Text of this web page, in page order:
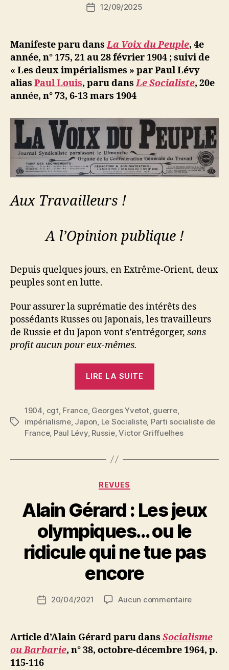
de
N
ji
b
Date12/09/2025
Manifeste paru dansLa Voix du Peuple, 4e
année, n° 175, 21 au 28 février 1904 ; suivi de
« Les deux impérialismes » par Paul Lévy
alias Paul Louis, paru dansLe Socialiste, 20e
année, n° 73, 6-13 mars 1904
Aux Travailleurs !
A l’Opinion publique !
Depuis quelques jours, en Extrême-Orient, deux
peuples sont en lutte.
Pour assurer la suprématie des intérêts des
possédants Russes ou Japonais, les travailleurs
de Russie et du Japon vont s’entrégorger, sans
profit aucun pour eux-mêmes.
LIRE LA SUITE
à
la
guerre »
Étiquettes
1904, cgt, France, Georges Yvetot, guerre,
impérialisme, Japon, Le Socialiste, Parti socialiste de
France, Paul Lévy, Russie,Victor Griffuelhes
Catégories
REVUES
Alain Gérard : Les jeux
olympiques… ou le
ridicule qui ne tue pas
encore
a
S
N
ji
Date20/04/2021 Aucun commentairesur
:
Les
jeux
Article d’Alain Gérard paru dans Socialisme
ou Barbarie, n° 38, octobre-décembre 1964, p.
115-116